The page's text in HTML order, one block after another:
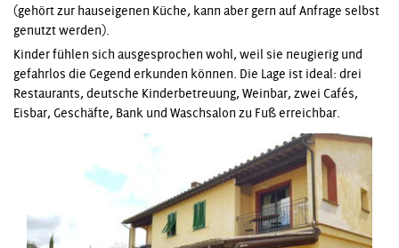
(gehört zur hauseigenen Küche, kann aber gern auf Anfrage selbst
genutzt werden).
Kinder fühlen sich ausgesprochen wohl, weil sie neugierig und
gefahrlos die Gegend erkunden können. Die Lage ist ideal: drei
Restaurants, deutsche Kinderbetreuung, Weinbar, zwei Cafés,
Eisbar, Geschäfte, Bank und Waschsalon zu Fuß erreichbar.